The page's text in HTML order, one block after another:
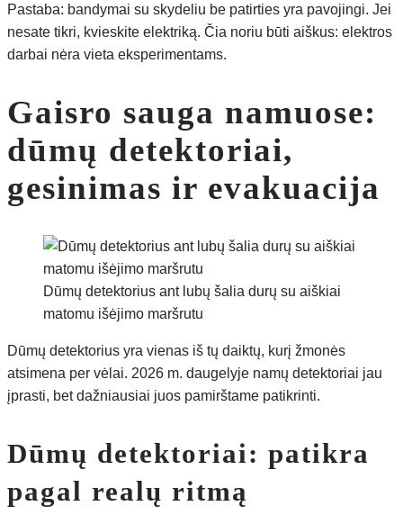
Pastaba: bandymai su skydeliu be patirties yra pavojingi. Jei
nesate tikri, kvieskite elektriką. Čia noriu būti aiškus: elektros
darbai nėra vieta eksperimentams.
Gaisro sauga namuose:
dūmų detektoriai,
gesinimas ir evakuacija
Dūmų detektorius ant lubų šalia durų su aiškiai
matomu išėjimo maršrutu
Dūmų detektorius yra vienas iš tų daiktų, kurį žmonės
atsimena per vėlai. 2026 m. daugelyje namų detektoriai jau
įprasti, bet dažniausiai juos pamirštame patikrinti.
Dūmų detektoriai: patikra
pagal realų ritmą